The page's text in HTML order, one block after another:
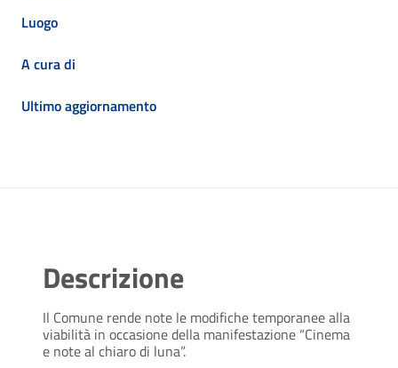
Luogo
A cura di
Ultimo aggiornamento
Descrizione
Il Comune rende note le modifiche temporanee alla
viabilità in occasione della manifestazione “Cinema
e note al chiaro di luna”.